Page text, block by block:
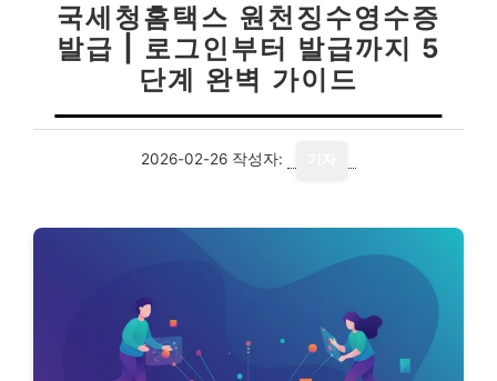
국세청홈택스 원천징수영수증
발급 | 로그인부터 발급까지 5
단계 완벽 가이드
2026-02-26 작성자: